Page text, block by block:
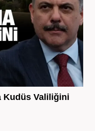
Kudüs Valiliğini